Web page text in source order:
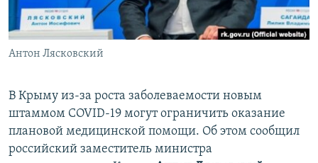
ELIFBE
УКРАИНСКАЯ ПРОБЛЕМА КРЫМА
Все сайты RFE/RL
Антон Лясковский
В Крыму из-за роста заболеваемости новым
штаммом COVID-19 могут ограничить оказание
плановой медицинской помощи. Об этом сообщил
российский заместитель министра